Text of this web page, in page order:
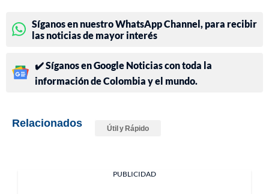
Síganos en nuestro WhatsApp Channel, para recibir
las noticias de mayor interés
✔️ Síganos en Google Noticias con toda la
información de Colombia y el mundo.
Relacionados Útil y Rápido
PUBLICIDAD